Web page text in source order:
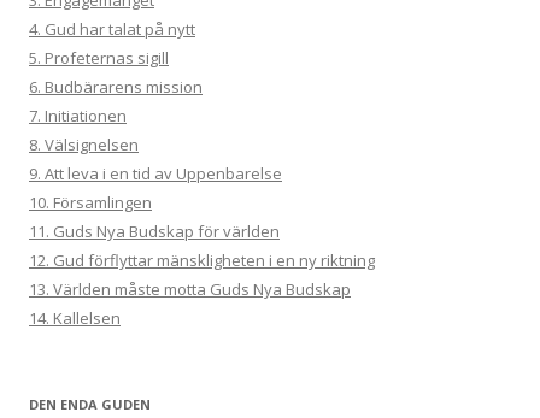
4. Gud har talat på nytt
5. Profeternas sigill
6. Budbärarens mission
7. Initiationen
8. Välsignelsen
9. Att leva i en tid av Uppenbarelse
10. Församlingen
11. Guds Nya Budskap för världen
12. Gud förflyttar mänskligheten i en ny riktning
13. Världen måste motta Guds Nya Budskap
14. Kallelsen
DEN ENDA GUDEN